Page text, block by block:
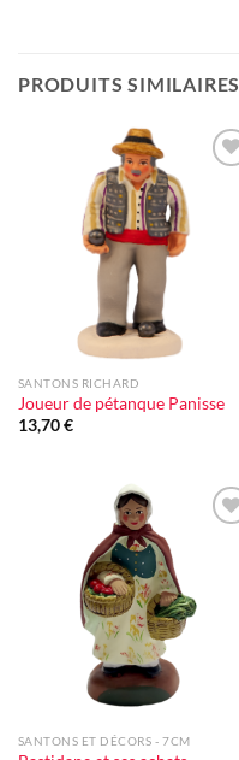
PRODUITS SIMILAIRES
SANTONS RICHARD
Joueur de pétanque Panisse
13,70€
SANTONS ET DÉCORS - 7CM